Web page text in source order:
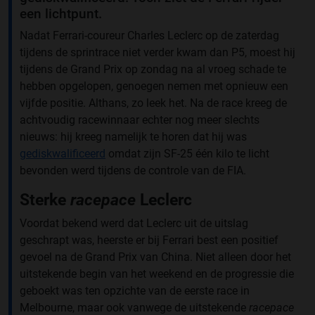
een lichtpunt.
Nadat Ferrari-coureur Charles Leclerc op de zaterdag
tijdens de sprintrace niet verder kwam dan P5, moest hij
tijdens de Grand Prix op zondag na al vroeg schade te
hebben opgelopen, genoegen nemen met opnieuw een
vijfde positie. Althans, zo leek het. Na de race kreeg de
achtvoudig racewinnaar echter nog meer slechts
nieuws: hij kreeg namelijk te horen dat hij was
gediskwalificeerd omdat zijn SF-25 één kilo te licht
bevonden werd tijdens de controle van de FIA.
Sterke racepace Leclerc
Voordat bekend werd dat Leclerc uit de uitslag
geschrapt was, heerste er bij Ferrari best een positief
gevoel na de Grand Prix van China. Niet alleen door het
uitstekende begin van het weekend en de progressie die
geboekt was ten opzichte van de eerste race in
Melbourne, maar ook vanwege de uitstekende racepace